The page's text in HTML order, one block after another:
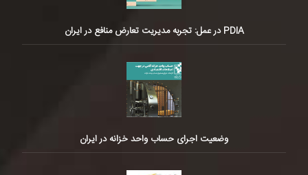
PDIA در عمل: تجربه مدیریت تعارض منافع در ایران
وضعیت اجرای حساب واحد خزانه در ایران